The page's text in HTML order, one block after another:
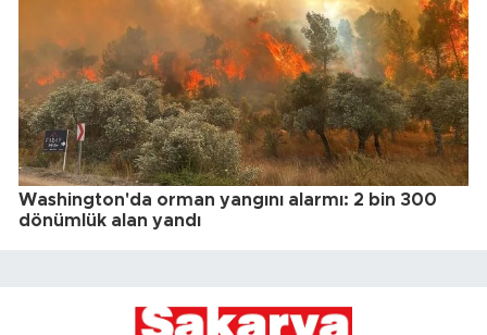
Washington'da orman yangını alarmı: 2 bin 300
dönümlük alan yandı